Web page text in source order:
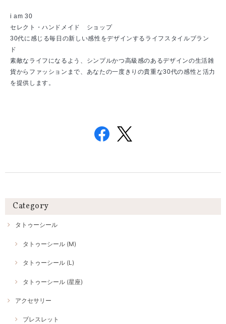
i am 30
セレクト・ハンドメイド ショップ
30代に感じる毎日の新しい感性をデザインするライフスタイルブラン
ド
素敵なライフになるよう、シンプルかつ高級感のあるデザインの生活雑
貨からファッションまで、あなたの一度きりの貴重な30代の感性と活力
を提供します。
Category
タトゥーシール
タトゥーシール (M)
タトゥーシール (L)
タトゥーシール (星座)
アクセサリー
ブレスレット